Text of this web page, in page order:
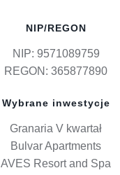
NIP/REGON
NIP: 9571089759
REGON: 365877890
Wybrane inwestycje
Granaria V kwartał
Bulvar Apartments
AVES Resort and Spa